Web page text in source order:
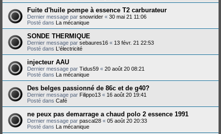
Fuite d'huile pompe à essence T2 carburateur
Dernier message par snowrider « 30 mai 21 11:06
Posté dans La mécanique
SONDE THERMIQUE
Dernier message par sebaures16 « 13 févr. 21 22:53
Posté dans L'électricité
injecteur AAU
Dernier message par Tidus59 « 20 août 20 08:21
Posté dans La mécanique
Des belges passionné de 86c et de g40?
Dernier message par Filippo13 « 16 août 20 19:41
Posté dans Café
ne peux pas demarrage a chaud polo 2 essence 1991
Dernier message par pascal28 « 05 août 20 20:33
Posté dans La mécanique